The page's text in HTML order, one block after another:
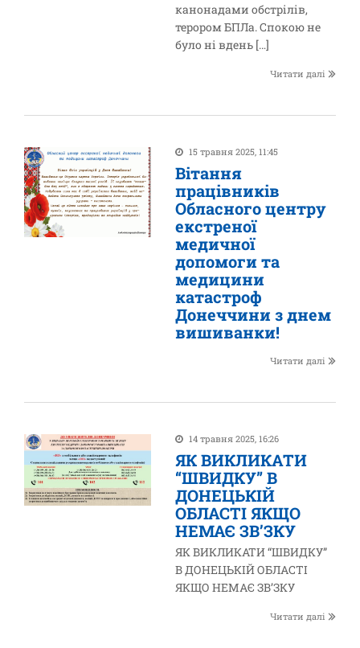
канонадами обстрілів,
терором БПЛа. Спокою не
було ні вдень […]
Читати далі
15 травня 2025, 11:45
Вітання
працівників
Обласного центру
екстреної
медичної
допомоги та
медицини
катастроф
Донеччини з днем
вишиванки!
Читати далі
14 травня 2025, 16:26
ЯК ВИКЛИКАТИ
“ШВИДКУ” В
ДОНЕЦЬКІЙ
ОБЛАСТІ ЯКЩО
НЕМАЄ ЗВ’ЗКУ
ЯК ВИКЛИКАТИ “ШВИДКУ”
В ДОНЕЦЬКІЙ ОБЛАСТІ
ЯКЩО НЕМАЄ ЗВ’ЗКУ
Читати далі